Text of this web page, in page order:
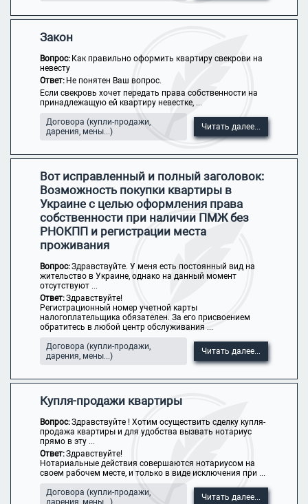
Закон
Вопрос: Как правильно оформить квартиру свекрови на
невесту
Ответ: Не понятен Ваш вопрос.
Если свекровь хочет передать права собственности на
принадлежащую ей квартиру невестке, ...
Договора (купли-продажи,
дарения, мены...)
Читать далее...
Вот исправленный и полный заголовок:
Возможность покупки квартиры в
Украине с целью оформления права
собственности при наличии ПМЖ без
РНОКПП и регистрации места
проживания
Вопрос:Здравствуйте. У меня есть постоянный вид на
жительство в Украине, однако на данный момент
отсутствуют ...
Ответ:Здравствуйте!
Регистрационный номер учетной карты
налогоплательщика обязателен. За его присвоением
обратитесь в любой центр обслуживания ...
Договора (купли-продажи,
дарения, мены...)
Читать далее...
Купля-продажи квартиры
Вопрос:Здравствуйте ! Хотим осуществить сделку купля-
продажа квартиры и для удобства вызвать нотариус
прямо в эту ...
Ответ:Здравствуйте!
Нотариальные действия совершаются нотариусом на
своем рабочем месте, и только в виде исключения при ...
Договора (купли-продажи,
дарения, мены...)
Читать далее...